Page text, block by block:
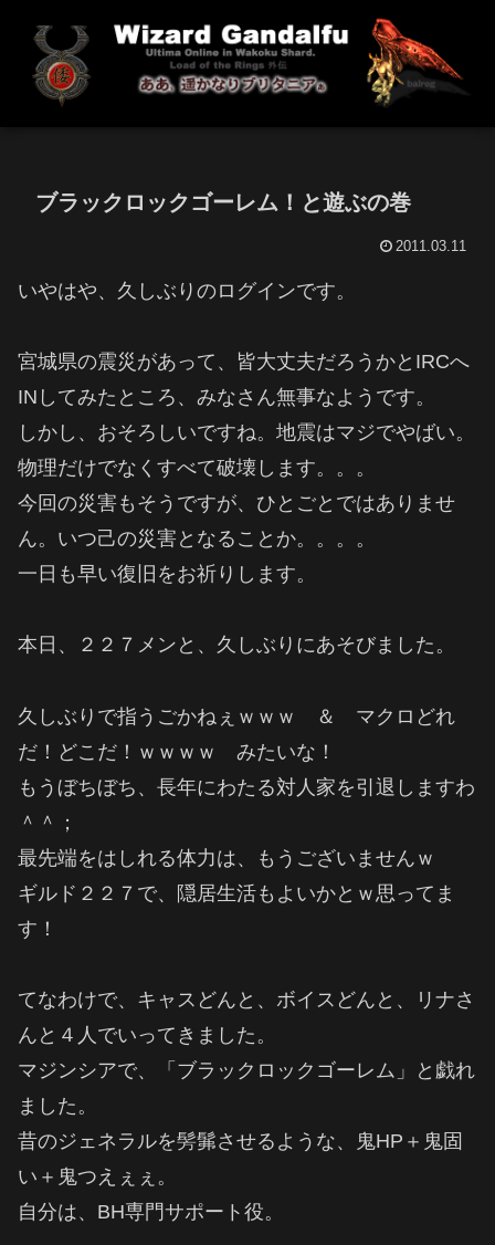
ブラックロックゴーレム！と遊ぶの巻
2011.03.11
いやはや、久しぶりのログインです。
宮城県の震災があって、皆大丈夫だろうかとIRCへ
INしてみたところ、みなさん無事なようです。
しかし、おそろしいですね。地震はマジでやばい。
物理だけでなくすべて破壊します。。。
今回の災害もそうですが、ひとごとではありませ
ん。いつ己の災害となることか。。。。
一日も早い復旧をお祈りします。
本日、２２７メンと、久しぶりにあそびました。
久しぶりで指うごかねぇｗｗｗ ＆ マクロどれ
だ！どこだ！ｗｗｗｗ みたいな！
もうぼちぼち、長年にわたる対人家を引退しますわ
＾＾；
最先端をはしれる体力は、もうございませんｗ
ギルド２２７で、隠居生活もよいかとｗ思ってま
す！
てなわけで、キャスどんと、ボイスどんと、リナさ
んと４人でいってきました。
マジンシアで、「ブラックロックゴーレム」と戯れ
ました。
昔のジェネラルを髣髴させるような、鬼HP＋鬼固
い＋鬼つえぇぇ。
自分は、BH専門サポート役。